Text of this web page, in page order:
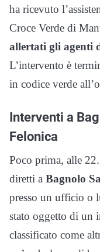
ha ricevuto
Croce Verde di
allertati gli agenti
L’intervento è
in codice verde
Interventi a
Felonica
Poco prima, alle
diretti a Bagnolo
presso un ufficio o
stato oggetto di un
classificato come